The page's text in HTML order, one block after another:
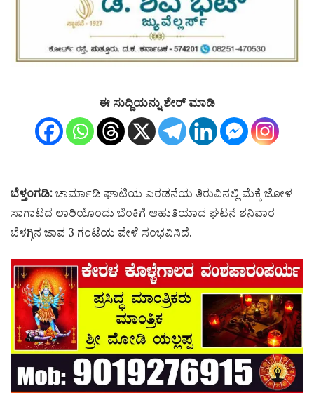
ಈ ಸುದ್ದಿಯನ್ನು ಶೇರ್ ಮಾಡಿ
ಬೆಳ್ತಂಗಡಿ:ಚಾರ್ಮಾಡಿ ಘಾಟಿಯ ಎರಡನೆಯ ತಿರುವಿನಲ್ಲಿ ಮೆಕ್ಕೆ ಜೋಳ
ಸಾಗಾಟದ ಲಾರಿಯೊಂದು ಬೆಂಕಿಗೆ ಆಹುತಿಯಾದ ಘಟನೆ ಶನಿವಾರ
ಬೆಳಗ್ಗಿನ ಜಾವ 3 ಗಂಟೆಯ ವೇಳೆ ಸಂಭವಿಸಿದೆ.